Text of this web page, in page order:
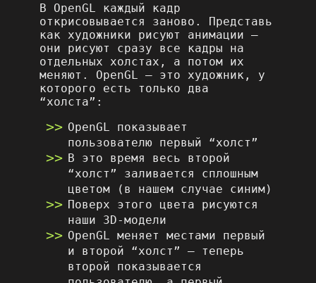
В OpenGL каждый кадр
открисовывается заново. Представь
как художники рисуют анимации –
они рисуют сразу все кадры на
отдельных холстах, а потом их
меняют. OpenGL – это художник, у
которого есть только два
“холста”:
OpenGL показывает
пользователю первый “холст”
В это время весь второй
“холст” заливается сплошным
цветом (в нашем случае синим)
Поверх этого цвета рисуются
наши 3D-модели
OpenGL меняет местами первый
и второй “холст” – теперь
второй показывается